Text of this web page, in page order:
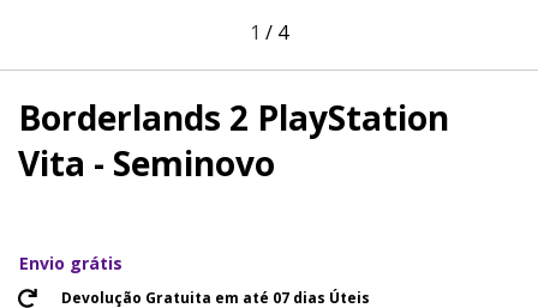
1 / 4
Borderlands 2 PlayStation
Vita - Seminovo
Envio grátis
Devolução Gratuita em até 07 dias Úteis